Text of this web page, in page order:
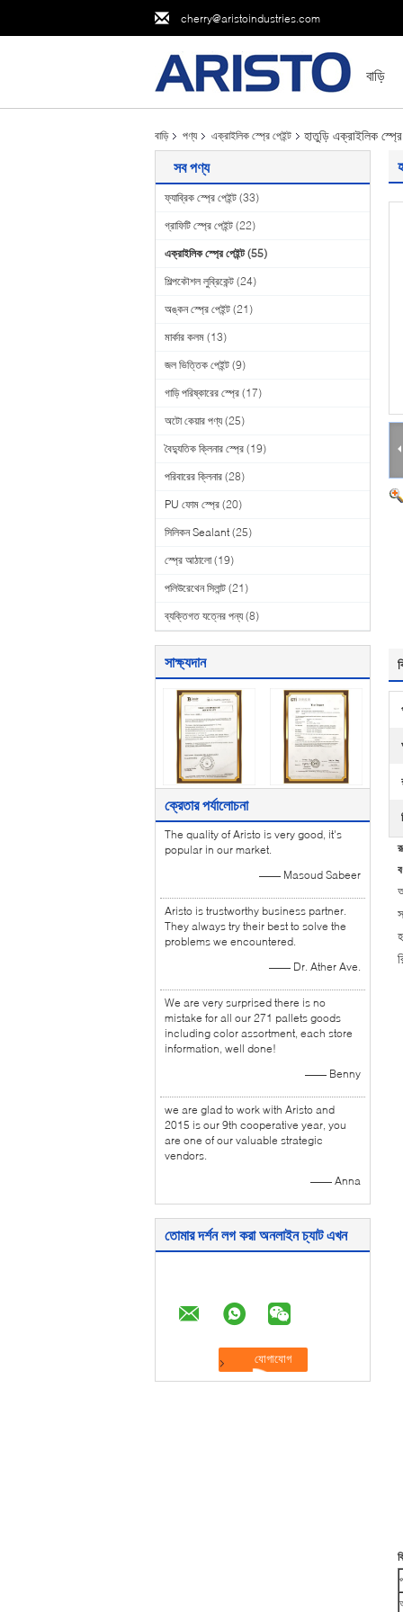
cherry@aristoindustries.com
বাড়ি
বাড়ি পণ্য এক্রাইলিক স্প্রে পেইন্ট হাতুড়ি এক্রাইলিক
সব পণ্য
ফ্যাব্রিক স্প্রে পেইন্ট (33)
গ্রাফিটি স্প্রে পেইন্ট (22)
এক্রাইলিক স্প্রে পেইন্ট (55)
শিল্পকৌশল লুব্রিকেন্ট (24)
অঙ্কন স্প্রে পেইন্ট (21)
মার্কার কলম (13)
জল ভিত্তিক পেইন্ট (9)
গাড়ি পরিষ্কারের স্প্রে (17)
অটো কেয়ার পণ্য (25)
বৈদ্যুতিক ক্লিনার স্প্রে (19)
পরিবারের ক্লিনার (28)
PU ফোম স্প্রে (20)
সিলিকন Sealant (25)
স্প্রে আঠালো (19)
পলিউরেথেন সিলান্ট (21)
ব্যক্তিগত যত্নের পন্য (8)
সাক্ষ্যদান
ক্রেতার পর্যালোচনা
The quality of Aristo is very good, it's
popular in our market.
—— Masoud Sabeer
Aristo is trustworthy business partner.
They always try their best to solve the
problems we encountered.
—— Dr. Ather Ave.
We are very surprised there is no
mistake for all our 271 pallets goods
including color assortment, each store
information, well done!
—— Benny
we are glad to work with Aristo and
2015 is our 9th cooperative year, you
are one of our valuable strategic
vendors.
—— Anna
তোমার দর্শন লগ করা অনলাইন চ্যাট এখন